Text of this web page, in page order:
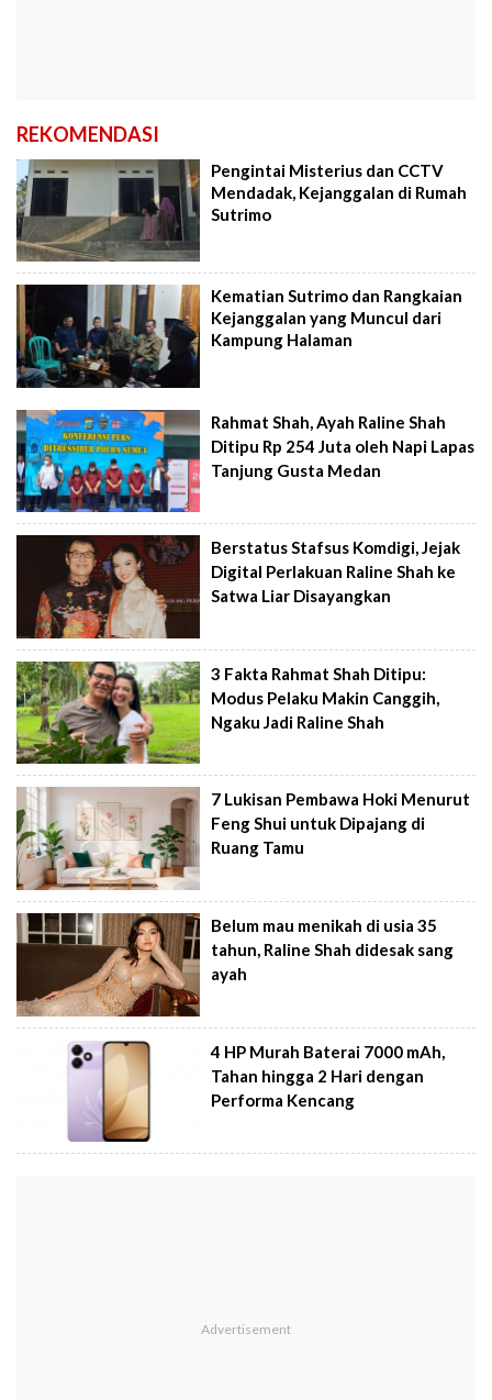
REKOMENDASI
Pengintai Misterius dan CCTV
Mendadak, Kejanggalan di Rumah
Sutrimo
Kematian Sutrimo dan Rangkaian
Kejanggalan yang Muncul dari
Kampung Halaman
Rahmat Shah, Ayah Raline Shah
Ditipu Rp 254 Juta oleh Napi Lapas
Tanjung Gusta Medan
Berstatus Stafsus Komdigi, Jejak
Digital Perlakuan Raline Shah ke
Satwa Liar Disayangkan
3 Fakta Rahmat Shah Ditipu:
Modus Pelaku Makin Canggih,
Ngaku Jadi Raline Shah
7 Lukisan Pembawa Hoki Menurut
Feng Shui untuk Dipajang di
Ruang Tamu
Belum mau menikah di usia 35
tahun, Raline Shah didesak sang
ayah
4 HP Murah Baterai 7000 mAh,
Tahan hingga 2 Hari dengan
Performa Kencang